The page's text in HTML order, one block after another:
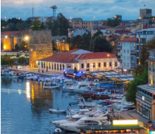
olayları yaşatan bir anlatıma sahiptir.
Kısa olmasına rağmen derin
mesajlar veren altı çizilerek...